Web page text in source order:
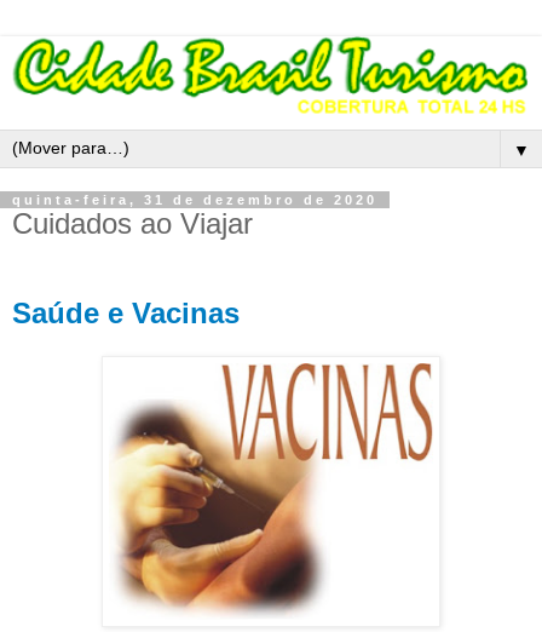
▼
quinta-feira, 31 de dezembro de 2020
Cuidados ao Viajar
Saúde e Vacinas